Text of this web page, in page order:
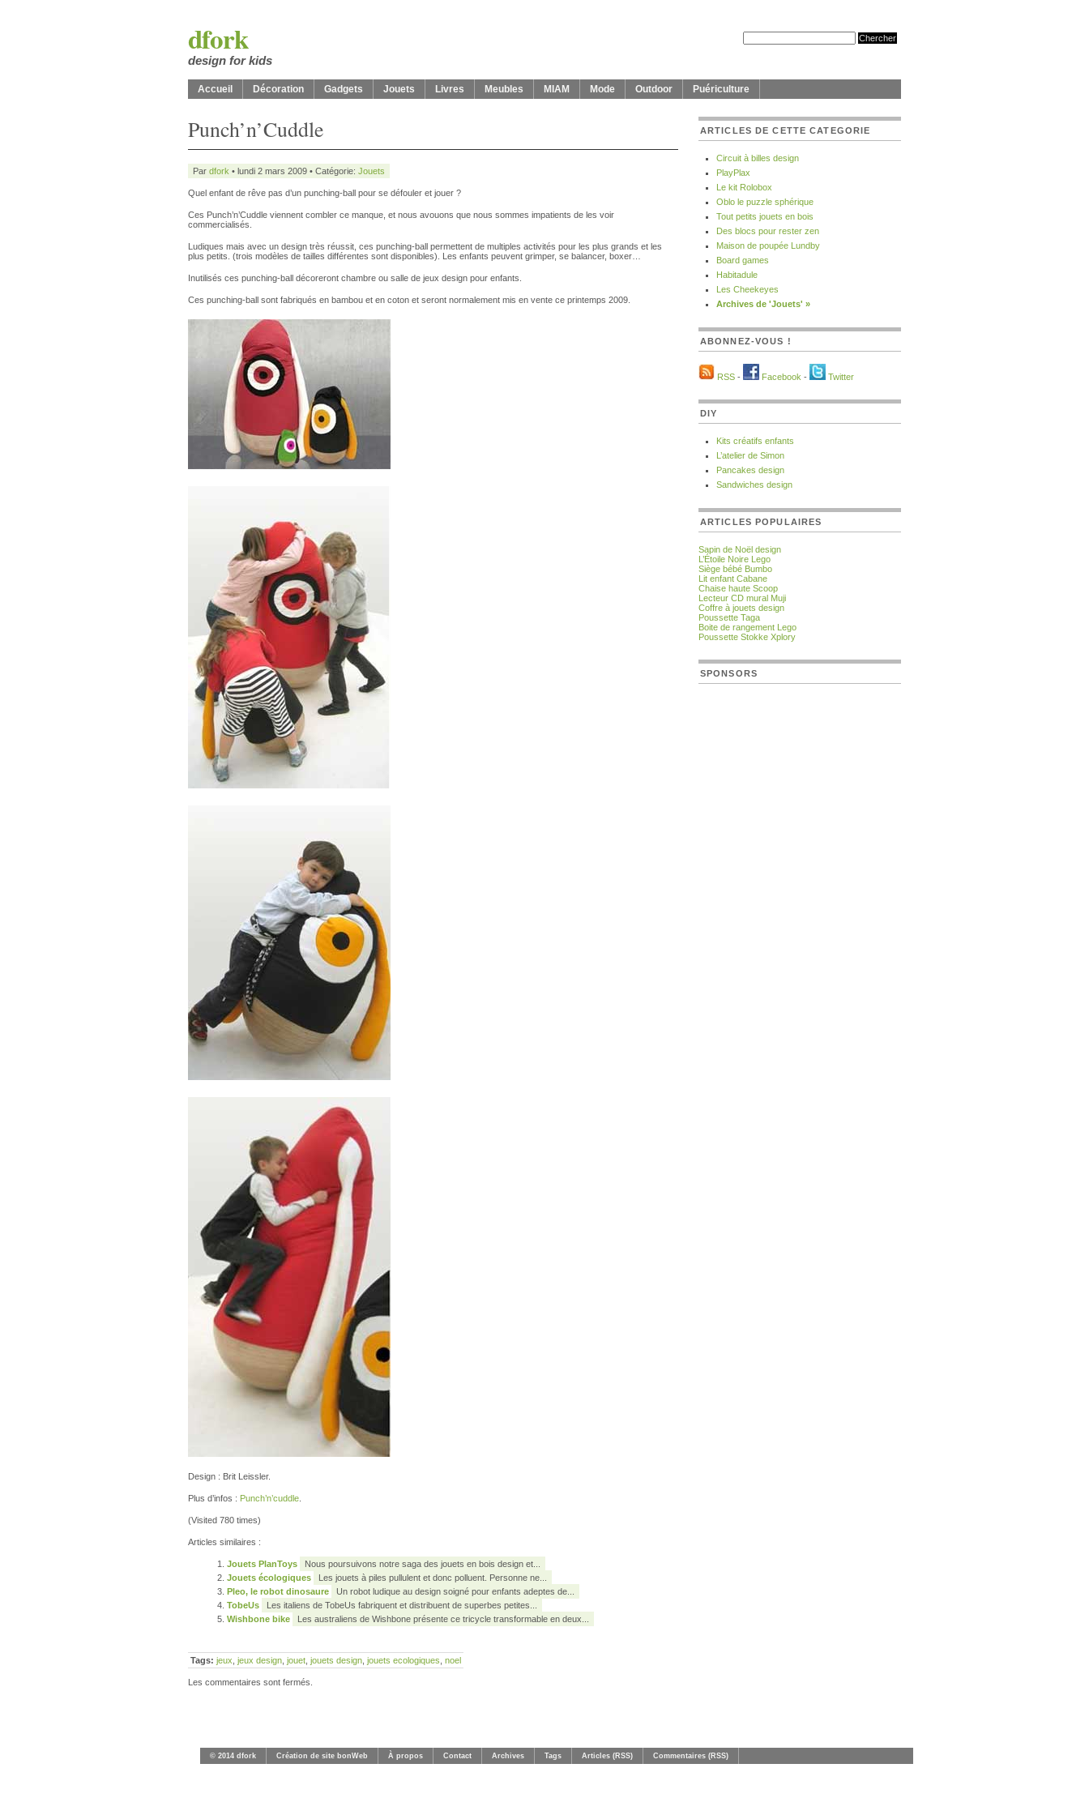
dfork
design for kids
Accueil Décoration Gadgets Jouets Livres Meubles MIAM Mode Outdoor Puériculture
Punch’n’Cuddle
Par dfork • lundi 2 mars 2009 • Catégorie: Jouets
Quel enfant de rêve pas d’un punching-ball pour se défouler et jouer ?
Ces Punch’n’Cuddle viennent combler ce manque, et nous avouons que nous sommes impatients de les voir
commercialisés.
Ludiques mais avec un design très réussit, ces punching-ball permettent de multiples activités pour les plus grands et les
plus petits. (trois modèles de tailles différentes sont disponibles). Les enfants peuvent grimper, se balancer, boxer…
Inutilisés ces punching-ball décoreront chambre ou salle de jeux design pour enfants.
Ces punching-ball sont fabriqués en bambou et en coton et seront normalement mis en vente ce printemps 2009.
Design : Brit Leissler.
Plus d’infos : Punch’n’cuddle
(Visited 780 times)
Articles similaires :
Jouets PlanToys
Nous poursuivons notre saga des jouets en bois design et...
Jouets écologiques
Les jouets à piles pullulent et donc polluent. Personne ne...
Pleo, le robot dinosaure
Un robot ludique au design soigné pour enfants adeptes de...
TobeUs
Les italiens de TobeUs fabriquent et distribuent de superbes petites...
Wishbone bike
Les australiens de Wishbone présente ce tricycle transformable en deux...
Tags: jeux jeux design jouet jouets design jouets ecologiques noel
Les commentaires sont fermés.
ARTICLES DE CETTE CATEGORIE
Circuit à billes design
PlayPlax
Le kit Rolobox
Oblo le puzzle sphérique
Tout petits jouets en bois
Des blocs pour rester zen
Maison de poupée Lundby
Board games
Habitadule
Les Cheekeyes
Archives de 'Jouets' »
ABONNEZ-VOUS !
RSS - Facebook - Twitter
DIY
Kits créatifs enfants
L’atelier de Simon
Pancakes design
Sandwiches design
ARTICLES POPULAIRES
Sapin de Noël design
L’Étoile Noire Lego
Siège bébé Bumbo
Lit enfant Cabane
Chaise haute Scoop
Lecteur CD mural Muji
Coffre à jouets design
Poussette Taga
Boite de rangement Lego
Poussette Stokke Xplory
SPONSORS
© 2014 dfork Création de site bonWeb À propos Contact Archives Tags Articles (RSS) Commentaires (RSS)